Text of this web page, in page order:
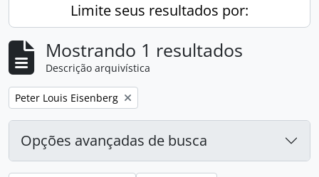
Limite seus resultados por:
Mostrando 1 resultados
Descrição arquivística
Remover filtro:
Peter Louis Eisenberg
Opções avançadas de busca